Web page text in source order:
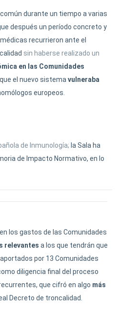
durante un tiempo a varias
después un período concreto y
recurrieron ante el
sin haberse realizado un
en las Comunidades
el nuevo sistema vulneraba
europeos.
de Inmunología; la Sala ha
de Impacto Normativo, en lo
los gastos de las Comunidades
relevantes a los que tendrán que
por 13 Comunidades
diligencia final del proceso
que cifró en algo más
Decreto de troncalidad.